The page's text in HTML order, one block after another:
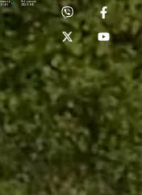
Лабораторія:
(0372) 53-92-00
51-14-56